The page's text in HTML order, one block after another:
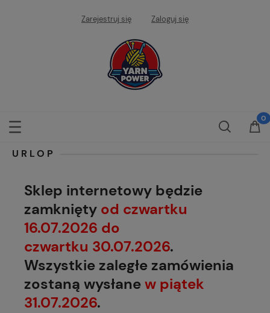
Zarejestruj się Zaloguj się
URLOP
Sklep internetowy będzie
zamknięty od czwartku
16.07.2026 do
czwartku 30.07.2026.
Wszystkie zaległe zamówienia
zostaną wysłanew piątek
31.07.2026.